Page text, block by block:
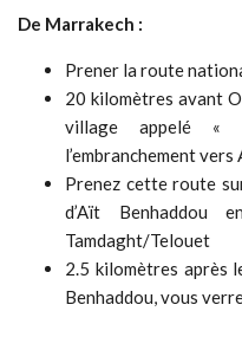
De Marrakech :
Prener la route
20 kilomètres avant
village appelé «
l’embranchement
Prenez cette route
d’Aït Benhaddou
Tamdaght/Telouet
2.5 kilomètres après
Benhaddou, vous